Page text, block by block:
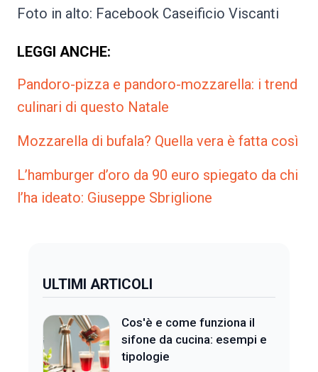
Foto in alto: Facebook Caseificio Viscanti
LEGGI ANCHE:
Pandoro-pizza e pandoro-mozzarella: i trend
culinari di questo Natale
Mozzarella di bufala? Quella vera è fatta così
L’hamburger d’oro da 90 euro spiegato da chi
l’ha ideato: Giuseppe Sbriglione
ULTIMI ARTICOLI
Cos'è e come funziona il
sifone da cucina: esempi e
tipologie